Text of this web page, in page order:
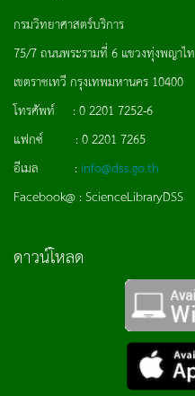
กรมวิทยาศาสตร์บริการ
75/7 ถนนพระรามที่ 6 แขวงทุ่งพญาไท
เขตราชเทวี กรุงเทพมหานคร 10400
โทรศัพท์ : 0 2201 7252-6
แฟกซ์ : 0 2201 7265
อีเมล : info@dss.go.th
Facebook@ : ScienceLibraryDSS
ดาวน์โหลด